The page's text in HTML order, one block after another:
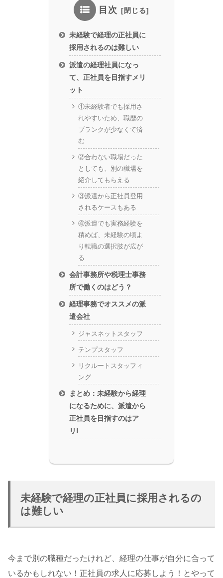
目次
未経験で経理の正社員に
採用されるのは難しい
派遣の経理社員になっ
て、正社員を目指すメリ
ット
①未経験者でも採用さ
れやすいため、職歴の
ブランクが少なくて済
む
②合わない職場だった
としても、別の職場を
紹介してもらえる
③派遣から正社員登用
されるケースもある
④派遣でも実務経験を
積めば、未経験の頃よ
り転職の選択肢が広が
る
会計事務所や税理士事務
所で働くのはどう？
経理事務でオススメの派
遣会社
ジャスネットスタッフ
テンプスタッフ
リクルートスタッフィ
ング
まとめ：未経験から経理
になるために、派遣から
正社員を目指すのはア
リ!
未経験で経理の正社員に採用されるの
は難しい
今まで別の職種だったけれど、経理の仕事が自分に合って
いるかもしれない！正社員の求人に応募しよう！とやって